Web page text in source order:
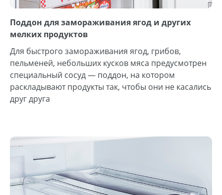
Поддон для замораживания ягод и других
мелких продуктов
Для быстрого замораживания ягод, грибов,
пельменей, небольших кусков мяса предусмотрен
специальный сосуд — поддон, на котором
раскладывают продукты так, чтобы они не касались
друг друга